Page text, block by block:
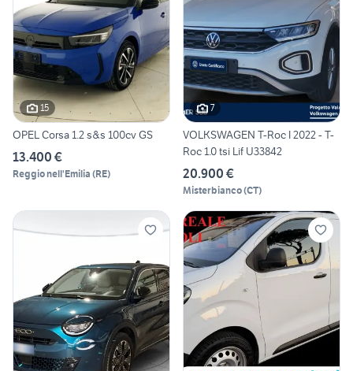
15
OPEL Corsa 1.2 s&s 100cv GS
13.400 €
Reggio nell'Emilia (RE)
7
VOLKSWAGEN T-Roc I 2022 - T-
Roc 1.0 tsi Lif U33842
20.900 €
Misterbianco(CT)